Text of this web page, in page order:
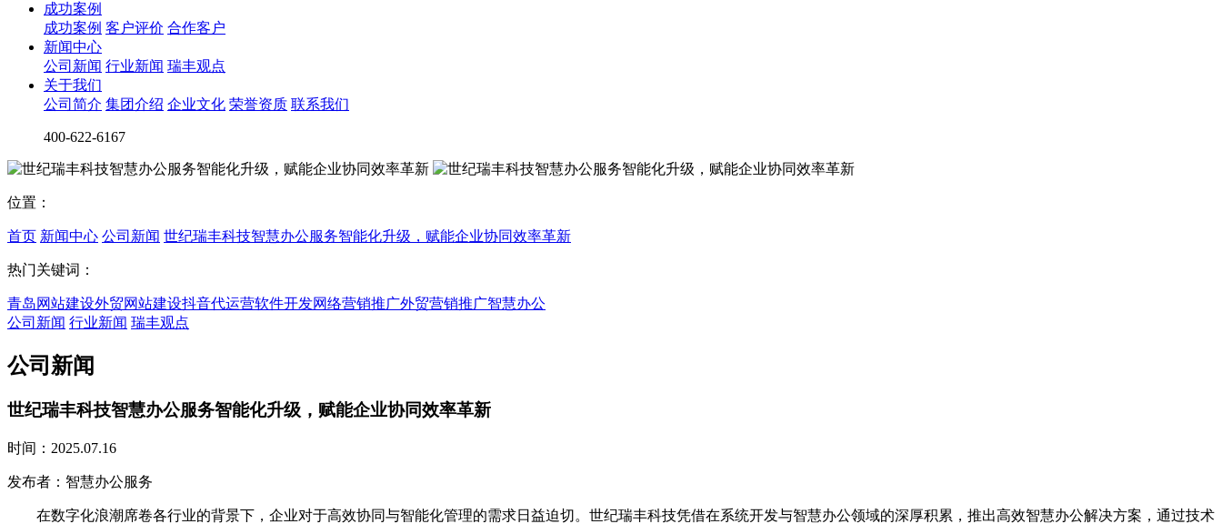
成功案例
成功案例 客户评价 合作客户
新闻中心
公司新闻 行业新闻 瑞丰观点
关于我们
公司简介 集团介绍 企业文化 荣誉资质 联系我们
400-622-6167
位置：
首页 新闻中心 公司新闻 世纪瑞丰科技智慧办公服务智能化升级，赋能企业协同效率革新
热门关键词：
青岛网站建设外贸网站建设抖音代运营软件开发网络营销推广外贸营销推广智慧办公
公司新闻 行业新闻 瑞丰观点
公司新闻
世纪瑞丰科技智慧办公服务智能化升级，赋能企业协同效率革新
时间：2025.07.16
发布者：智慧办公服务
在数字化浪潮席卷各行业的背景下，企业对于高效协同与智能化管理的需求日益迫切。世纪瑞丰科技凭借在系统开发与智慧办公领域的深厚积累，推出高效智慧办公解决方案，通过技术